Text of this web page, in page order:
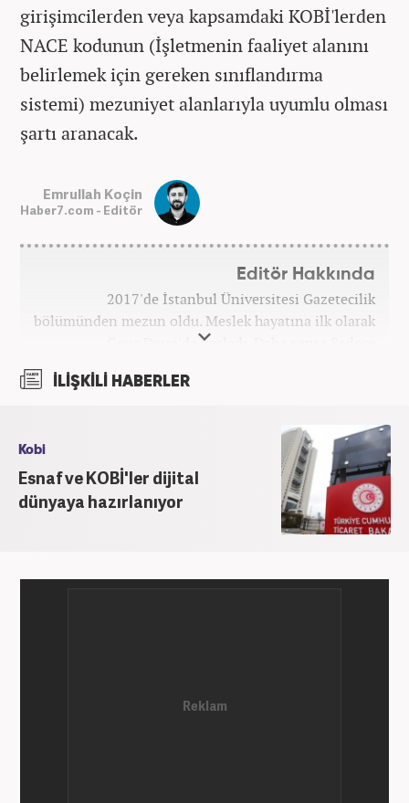
girişimcilerden veya kapsamdaki KOBİ'lerden
NACE kodunun (İşletmenin faaliyet alanını
belirlemek için gereken sınıflandırma
sistemi) mezuniyet alanlarıyla uyumlu olması
şartı aranacak.
Emrullah Koçin
Haber7.com - Editör
Editör Hakkında
2017'de İstanbul Üniversitesi Gazetecilik
bölümünden mezun oldu. Meslek hayatına ilk olarak
Genç Dergi'de başladı. Daha sonra Sadece
yılında Haber7.com ailesine dahil olan Koçin,
hayatına devam etmektedir.
İLİŞKİLİ HABERLER
Kobi
Esnaf ve KOBİ'ler dijital
dünyaya hazırlanıyor